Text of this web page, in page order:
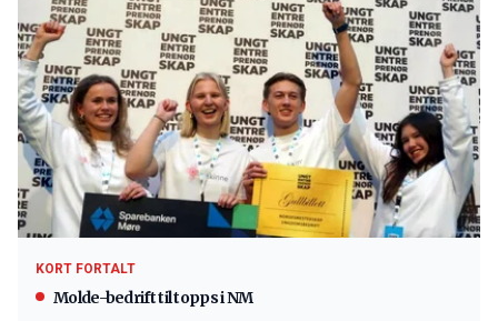
KORT FORTALT
Molde-bedrift til topps i NM